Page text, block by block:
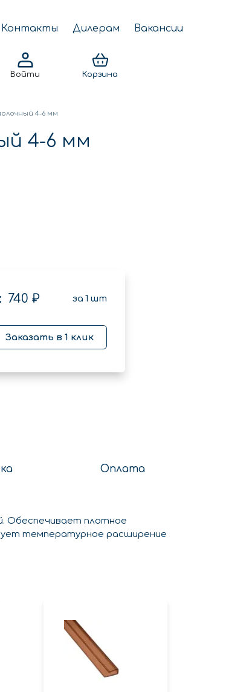
Контакты Дилерам Вакансии
Войти Корзина
4-6 мм
4-6 мм
740 ₽ за 1 шт
Заказать в 1 клик
Оплата
Обеспечивает плотное
температурное расширение